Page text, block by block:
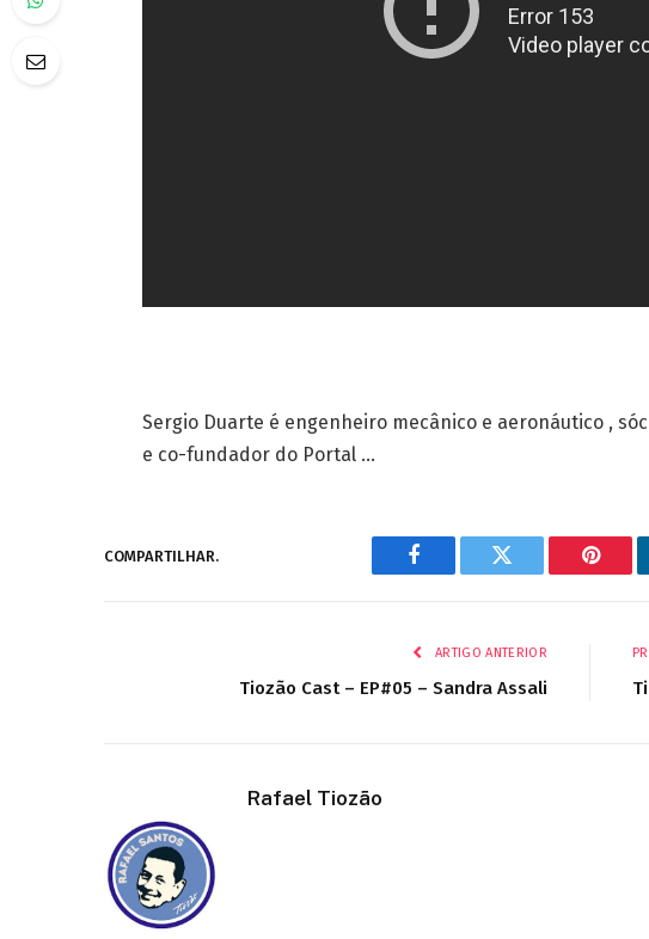
Sergio Duarte é engenheiro mecânico e aeronáutico ,
e co-fundador do Portal …
COMPARTILHAR.
Facebook Twitter
ARTIGO ANTERIOR
Tiozão Cast – EP#05 – Sandra Assali
Rafael Tiozão